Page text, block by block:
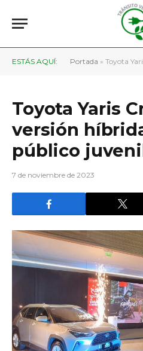
ESTÁS AQUÍ: Portada » Toyota Yaris
Toyota Yaris
versión
público
7 de noviembre de 2023